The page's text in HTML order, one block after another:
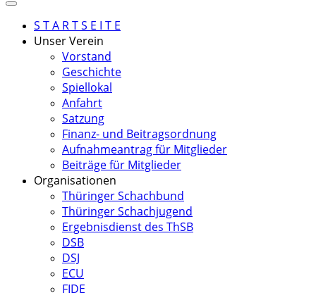
S T A R T S E I T E
Unser Verein
Vorstand
Geschichte
Spiellokal
Anfahrt
Satzung
Finanz- und Beitragsordnung
Aufnahmeantrag für Mitglieder
Beiträge für Mitglieder
Organisationen
Thüringer Schachbund
Thüringer Schachjugend
Ergebnisdienst des ThSB
DSB
DSJ
ECU
FIDE